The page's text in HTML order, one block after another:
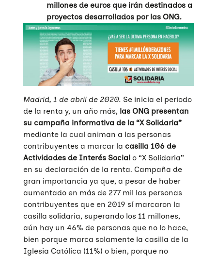
millones de euros que irán destinados a
proyectos desarrollados por las ONG.
Madrid, 1 de abril de 2020. Se inicia el periodo
de la renta y, un año más, las ONG presentan
su campaña informativa de la “X Solidaria”
mediante la cual animan a las personas
contribuyentes a marcar la casilla 106 de
Actividades de Interés Social o “X Solidaria”
en su declaración de la renta. Campaña de
gran importancia ya que, a pesar de haber
aumentado en más de 277 mil las personas
contribuyentes que en 2019 sí marcaron la
casilla solidaria, superando los 11 millones,
aún hay un 46% de personas que no lo hace,
bien porque marca solamente la casilla de la
Iglesia Católica (11%) o bien, porque no